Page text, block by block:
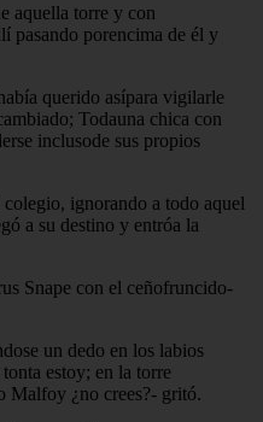
aquella torre y con
pasando porencima de él y
querido asípara vigilarle
Todauna chica con
inclusode sus propios
ignorando a todo aquel
a su destino y entróa la
Snape con el ceñofruncido-
un dedo en los labios
estoy; en la torre
Malfoy ¿no crees?- gritó.